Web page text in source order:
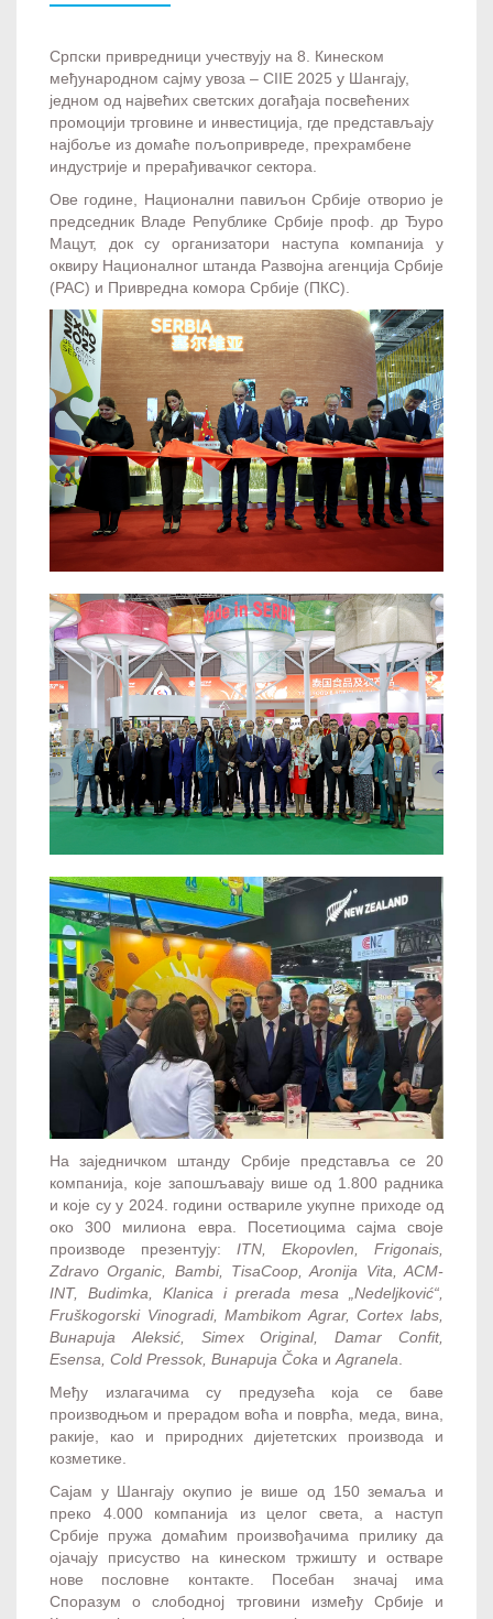
Српски привредници учествују на 8. Кинеском
међународном сајму увоза – CIIE 2025 у Шангају,
једном од највећих светских догађаја посвећених
промоцији трговине и инвестиција, где представљају
најбоље из домаће пољопривреде, прехрамбене
индустрије и прерађивачког сектора.
Ове године, Национални павиљон Србије отворио је
председник Владе Републике Србије проф. др Ђуро
Мацут, док су организатори наступа компанија у
оквиру Националног штанда Развојна агенција Србије
(РАС) и Привредна комора Србије (ПКС).
На заједничком штанду Србије представља се 20
компанија, које запошљавају више од 1.800 радника
и које су у 2024. години оствариле укупне приходе од
око 300 милиона евра. Посетиоцима сајма своје
производе презентују: ITN, Ekopovlen, Frigonais,
Zdravo Organic, Bambi, TisaCoop, Aronija Vita, ACM-
INT, Budimka, Klanica i prerada mesa „Nedeljković“,
Fruškogorski Vinogradi, Mambikom Agrar, Cortex labs,
Винарија Aleksić, Simex Original, Damar Confit,
Esensa, Cold Pressok, Винарија Čoka иAgranela.
Међу излагачима су предузећа која се баве
производњом и прерадом воћа и поврћа, меда, вина,
ракије, као и природних дијететских производа и
козметике.
Сајам у Шангају окупио је више од 150 земаља и
преко 4.000 компанија из целог света, а наступ
Србије пружа домаћим произвођачима прилику да
ојачају присуство на кинеском тржишту и остваре
нове пословне контакте. Посебан значај има
Споразум о слободној трговини између Србије и